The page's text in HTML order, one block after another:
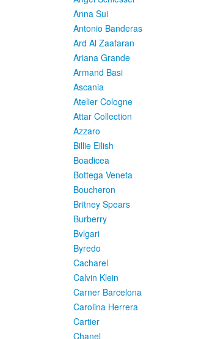
Anna Sui
Antonio Banderas
Ard Al Zaafaran
Ariana Grande
Armand Basi
Ascania
Atelier Cologne
Attar Collection
Azzaro
Billie Eilish
Boadicea
Bottega Veneta
Boucheron
Britney Spears
Burberry
Bvlgari
Byredo
Cacharel
Calvin Klein
Carner Barcelona
Carolina Herrera
Cartier
Chanel